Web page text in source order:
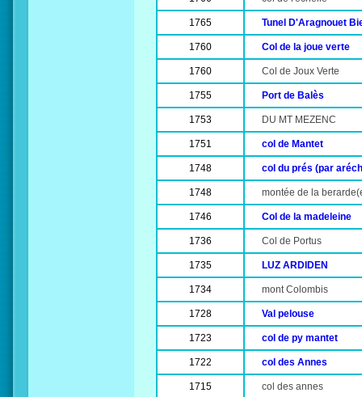
1765 Tunel D'Aragnouet
1760 Col de la joue verte
1760 Col de Joux Verte
1755 Port de Balès
1753 DU MT MEZENC
1751 col de Mantet
1748 col du prés (par
1748 montée de la
1746 Col de la madeleine
1736 Col de Portus
1735 LUZ ARDIDEN
1734 mont Colombis
1728 Val pelouse
1723 col de py mantet
1722 col des Annes
1715 col des annes